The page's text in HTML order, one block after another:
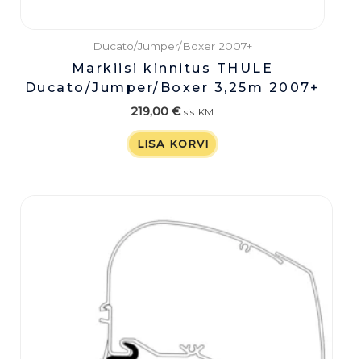
Ducato/Jumper/Boxer 2007+
Markiisi kinnitus THULE
Ducato/Jumper/Boxer 3,25m 2007+
219,00 € sis. KM.
LISA KORVI